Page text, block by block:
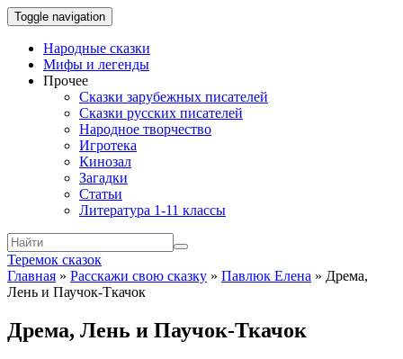
Toggle navigation
Народные сказки
Мифы и легенды
Прочее
Сказки зарубежных писателей
Сказки русских писателей
Народное творчество
Игротека
Кинозал
Загадки
Статьи
Литература 1-11 классы
Теремок сказок
Главная » Расскажи свою сказку » Павлюк Елена » Дрема,
Лень и Паучок-Ткачок
Дрема, Лень и Паучок-Ткачок